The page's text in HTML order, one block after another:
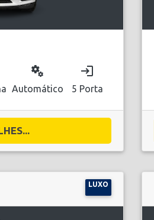
miscellaneous_services
Automático
login
5 Porta
LUXO